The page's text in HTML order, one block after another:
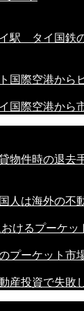
駅 タイ国鉄
国際空港から
国際空港から
物件時の退去
人は海外の不
けるプーケ
プーケット市
産投資で失敗